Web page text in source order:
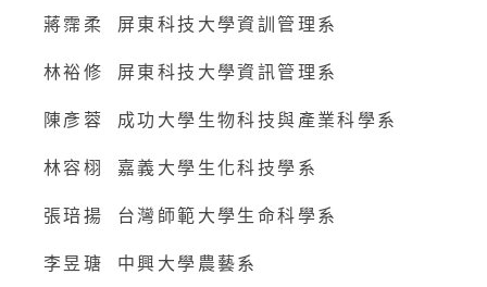
蔣霈柔 屏東科技大學資訓管理系
林裕修 屏東科技大學資訊管理系
陳彥蓉 成功大學生物科技與產業科學系
林容栩 嘉義大學生化科技學系
張琣揚 台灣師範大學生命科學系
李昱瑭 中興大學農藝系